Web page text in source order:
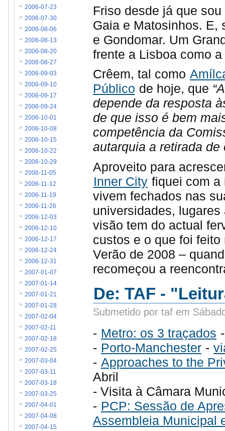
Friso desde já que
Gaia e Matosinhos. E,
e Gondomar. Um
frente a Lisboa como
Crêem, tal como
Público de hoje, que
depende da resposta
de que isso é bem
competência da
autarquia a retirada de
Aproveito para
Inner City fiquei com a
vivem fechados nas
universidades,
visão tem do actual
custos e o que foi
Verão de 2008 –
recomeçou a
De: TAF -
Submetido por taf em
- Metro: os 3 traçados
- Porto-Manchester -
- Approaches to the
Abril
- Visita à Câmara
- PCP: Sessão de
Assembleia Municipal
2006-07-23
2006-07-30
2006-08-06
2006-08-13
2006-08-20
2006-08-27
2006-09-03
2006-09-10
2006-09-17
2006-09-24
2006-10-01
2006-10-08
2006-10-15
2006-10-22
2006-10-29
2006-11-05
2006-11-12
2006-11-19
2006-11-26
2006-12-03
2006-12-10
2006-12-17
2006-12-24
2006-12-31
2007-01-07
2007-01-14
2007-01-21
2007-01-28
2007-02-04
2007-02-11
2007-02-18
2007-02-25
2007-03-04
2007-03-11
2007-03-18
2007-03-25
2007-04-01
2007-04-08
2007-04-15